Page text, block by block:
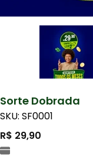
Sorte Dobrada
SKU: SF0001
R$ 29,90